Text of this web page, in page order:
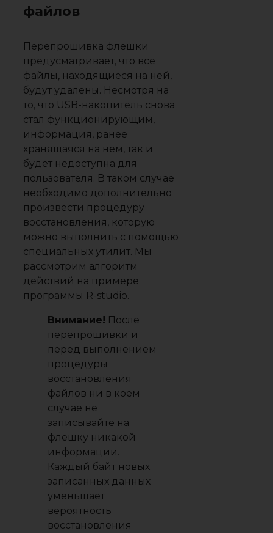
файлов
Перепрошивка флешки
предусматривает, что все
файлы, находящиеся на ней,
будут удалены. Несмотря на
то, что USB-накопитель снова
стал функционирующим,
информация, ранее
хранящаяся на нем, так и
будет недоступна для
пользователя. В таком случае
необходимо дополнительно
произвести процедуру
восстановления, которую
можно выполнить с помощью
специальных утилит. Мы
рассмотрим алгоритм
действий на примере
программы R-studio.
Внимание! После
перепрошивки и
перед выполнением
процедуры
восстановления
файлов ни в коем
случае не
записывайте на
флешку никакой
информации.
Каждый байт новых
записанных данных
уменьшает
вероятность
восстановления